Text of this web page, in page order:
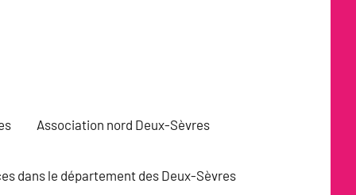
Association nord Deux-Sèvres
dans le département des Deux-Sèvres